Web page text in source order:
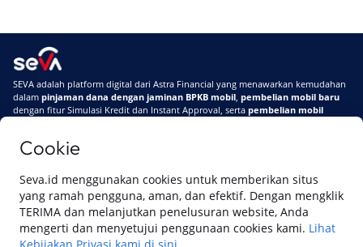
Cookie
Seva.id menggunakan cookies untuk memberikan situs
yang ramah pengguna, aman, dan efektif. Dengan mengklik
TERIMA dan melanjutkan penelusuran website, Anda
mengerti dan menyetujui penggunaan cookies kami. Lihat
SEVA adalah platform digital dari Astra Financial yang menawarkan kemudahan
dalam pinjaman dana dengan jaminan BPKB mobil, pembelian mobil baru
dengan fitur Simulasi Kredit dan Instant Approval, serta pembelian mobil
Di SEVA #UrusanMobilSegampangItu
Tentang SEVASyarat & Ketentuan
Pemberitahuan Privasi